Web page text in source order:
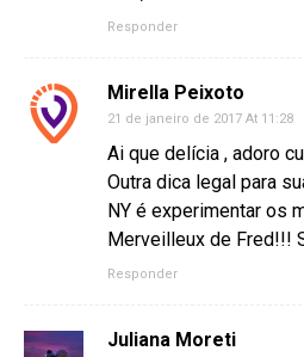
Responder
Mirella Peixoto
21 de janeiro de 2017 At 11:28
Ai que delícia , adoro
Outra dica legal para
NY é experimentar os
Merveilleux de Fred!!!
Responder
Juliana Moreti